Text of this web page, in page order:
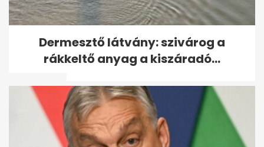
Tusványoson úgy látják,
Orbánnak nem kell
változtatnia - A hét...
Dermesztő látvány: szivárog a
rákkeltő anyag a kiszáradó...